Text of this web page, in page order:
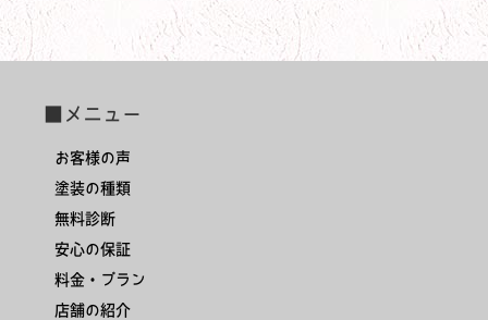
■メニュー
お客様の声
塗装の種類
無料診断
安心の保証
料金・プラン
店舗の紹介